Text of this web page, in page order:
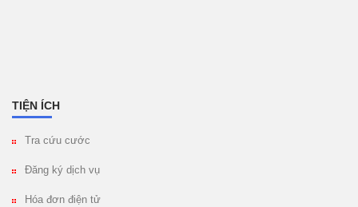
TIỆN ÍCH
Tra cứu cước
Đăng ký dịch vụ
Hóa đơn điện tử